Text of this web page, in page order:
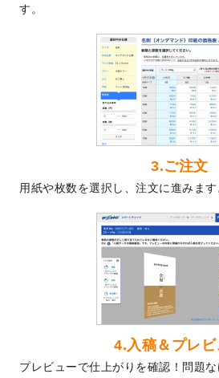
2024/6/14
エコノミータイプの
うになりました！
【新商品】のぼり
ました！
DMのデザインテン
た。
【新商品】ステッカー
なりました！
2024年版4月始まり
テンプレートを公開
2024年辰年の年賀
レート
を公開いたし
箔押し年賀状のデザ
開いたしました。
クリアファイル、封
ナルデザインで作成
た！
す。
3.ご注文
用紙や枚数を選択し、注文に進みます
4.入稿＆プレビ
プレビューで仕上がりを確認！問題な